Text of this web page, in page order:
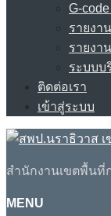
G-
รายงา
รายงา
ระบบบ
ติดต่อเรา
เข้าสู่ระบบ
สำนักงานเขตพื้นที่
MENU